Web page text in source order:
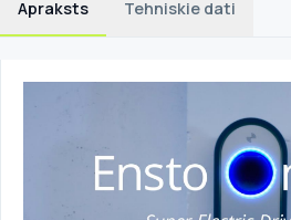
Apraksts Tehniskie dati